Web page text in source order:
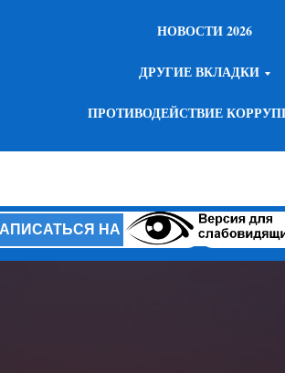
НОВОСТИ 2026
ДРУГИЕ ВКЛАДКИ
ПРОТИВОДЕЙСТВИЕ
НА ПРИЕМ